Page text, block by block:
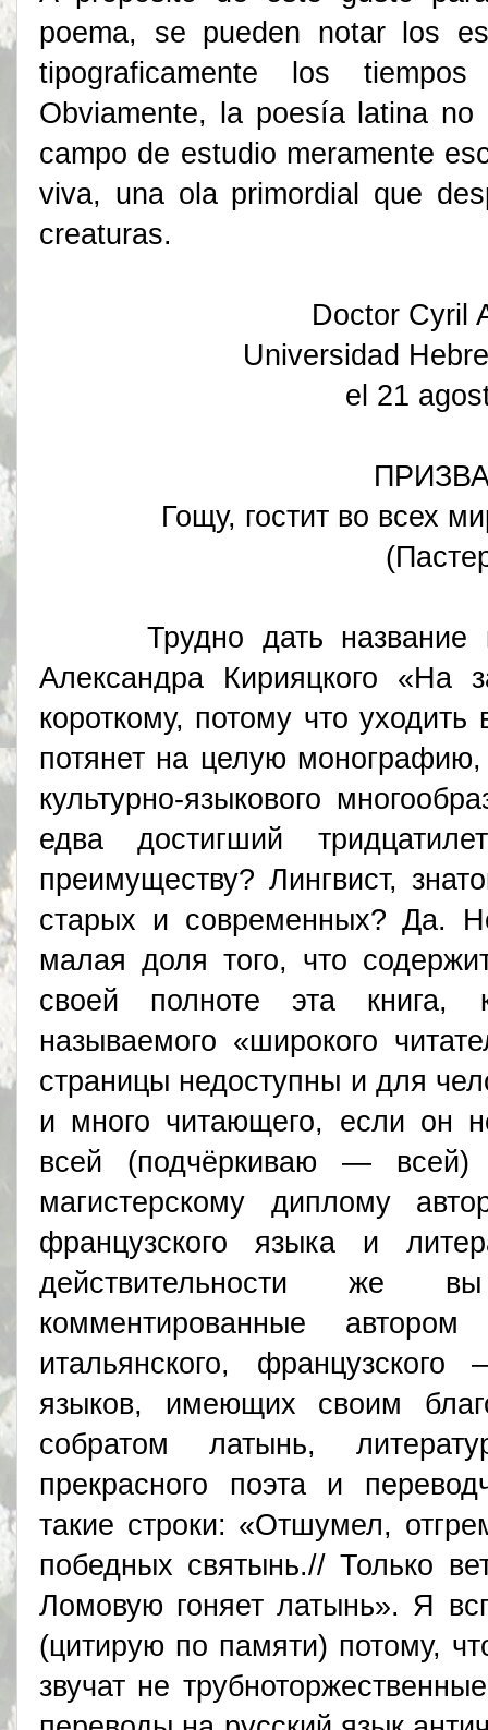
poema, se pueden notar los
tipograficamente los
Obviamente, la poesía latina
campo de estudio meramente
viva, una ola primordial que
creaturas.
Doctor Cyril
Universidad
el 21
Гощу, гостит во всех
Трудно дать название
Александра Кирияцкого «На
короткому, потому что уходить
потянет на целую
культурно-языкового
едва достигший
преимуществу? Лингвист,
старых и современных? Да.
малая доля того, что
своей полноте эта
называемого «широкого
страницы недоступны и для
и много читающего, если он
всей (подчёркиваю — всей)
магистерскому диплому
французского языка и
действительности же
комментированные
итальянского,
языков, имеющих своим
собратом латынь,
прекрасного поэта и
такие строки: «Отшумел,
победных святынь.// Только
Ломовую гоняет латынь». Я
(цитирую по памяти) потому,
звучат не